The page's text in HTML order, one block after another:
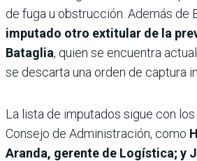
de fuga u obstrucción. Además de
imputado otro extitular de la
Bataglia, quien se encuentra
se descarta una orden de captura
La lista de imputados sigue con
Consejo de Administración, como
Aranda, gerente de Logística; y